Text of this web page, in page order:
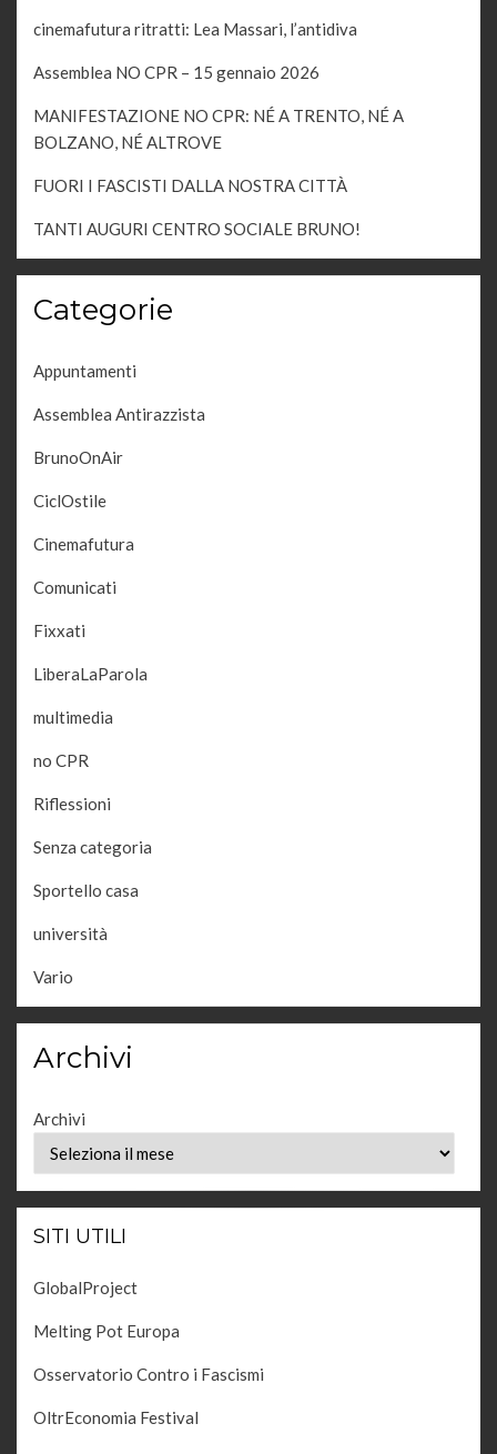
cinemafutura ritratti: Lea Massari, l’antidiva
Assemblea NO CPR – 15 gennaio 2026
MANIFESTAZIONE NO CPR: NÉ A TRENTO, NÉ A
BOLZANO, NÉ ALTROVE
FUORI I FASCISTI DALLA NOSTRA CITTÀ
TANTI AUGURI CENTRO SOCIALE BRUNO!
Categorie
Appuntamenti
Assemblea Antirazzista
BrunoOnAir
CiclOstile
Cinemafutura
Comunicati
Fixxati
LiberaLaParola
multimedia
no CPR
Riflessioni
Senza categoria
Sportello casa
università
Vario
Archivi
Archivi
SITI UTILI
GlobalProject
Melting Pot Europa
Osservatorio Contro i Fascismi
OltrEconomia Festival